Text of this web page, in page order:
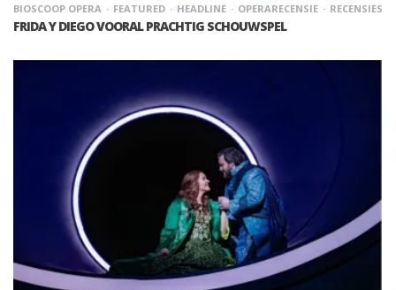
BIOSCOOP OPERA FEATURED HEADLINE OPERARECENSIE RECENSIES
FRIDA Y DIEGO VOORAL PRACHTIG SCHOUWSPEL